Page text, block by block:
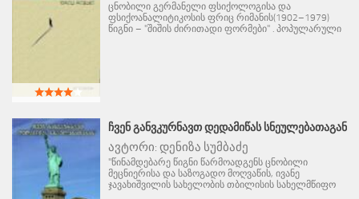
ცნობილი გერმანელი ფსიქოლოგისა და
ფსიქოანალიტიკოსის ფრიც რიმანის(1902–1979)
წიგნი – "შიშის ძირითადი ფორმები" . პოპულარული
ᲩᲕᲔᲜ ᲒᲐᲜᲕᲙᲣᲠᲜᲐᲕᲗ ᲓᲔᲓᲐᲛᲘᲬᲐᲡ ᲡᲜᲔᲣᲚᲔᲑᲐᲗᲐᲒᲐᲜ
ავტორი: დენიზა სუმბაძე
"წინამდებარე წიგნი წარმოადგენს ცნობილი
მეცნიერისა და საზოგადო მოღვაწის, ივანე
ჯავახიშვილის სახელობის თბილისის სახელმწიფო